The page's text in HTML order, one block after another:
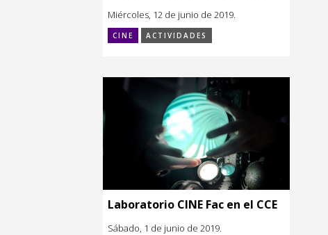
Miércoles, 12 de junio de 2019.
CINE ACTIVIDADES
Laboratorio CINE Fac en el CCE
Sábado, 1 de junio de 2019.